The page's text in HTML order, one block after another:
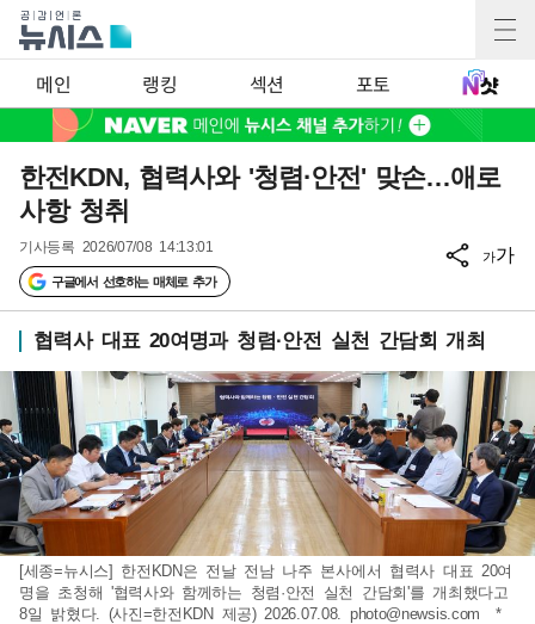
메인 랭킹 섹션 포토
한전KDN, 협력사와 '청렴·안전' 맞손…애로
사항 청취
기사등록 2026/07/08 14:13:01
구글에서 선호하는 매체로 추가
가가
협력사 대표 20여명과 청렴·안전 실천 간담회 개최
[세종=뉴시스] 한전KDN은 전날 전남 나주 본사에서 협력사 대표 20여
명을 초청해 '협력사와 함께하는 청렴·안전 실천 간담회'를 개최했다고
8일 밝혔다. (사진=한전KDN 제공) 2026.07.08. photo@newsis.com *